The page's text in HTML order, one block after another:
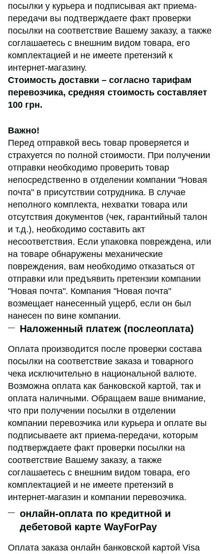
посылки у курьера и подписывая акт приема-
передачи вы подтверждаете факт проверки
посылки на соответствие Вашему заказу, а также
соглашаетесь с внешним видом товара, его
комплектацией и не имеете претензий к
интернет-магазину.
Стоимость доставки – согласно тарифам
перевозчика, средняя стоимость составляет
100 грн.
Важно!
Перед отправкой весь товар проверяется и
страхуется по полной стоимости. При получении
отправки необходимо проверить товар
непосредственно в отделении компании "Новая
почта" в присутствии сотрудника. В случае
неполного комплекта, нехватки товара или
отсутствия документов (чек, гарантийный талон
и т.д.), необходимо составить акт
несоответствия. Если упаковка повреждена, или
на товаре обнаружены механические
повреждения, вам необходимо отказаться от
отправки или предъявить претензии компании
"Новая почта". Компания "Новая почта"
возмещает нанесенный ущерб, если он был
нанесен по вине компании.
Наложенный платеж (послеоплата)
Оплата производится после проверки состава
посылки на соответствие заказа и товарного
чека исключительно в национальной валюте.
Возможна оплата как банковской картой, так и
оплата наличными. Обращаем ваше внимание,
что при получении посылки в отделении
компании перевозчика или курьера и оплате вы
подписываете акт приема-передачи, которым
подтверждаете факт проверки посылки на
соответствие Вашему заказу, а также
соглашаетесь с внешним видом товара, его
комплектацией и не имеете претензий в
интернет-магазин и компании перевозчика.
онлайн-оплата по кредитной и
дебетовой карте WayForPay
Оплата заказа онлайн банковской картой Visa